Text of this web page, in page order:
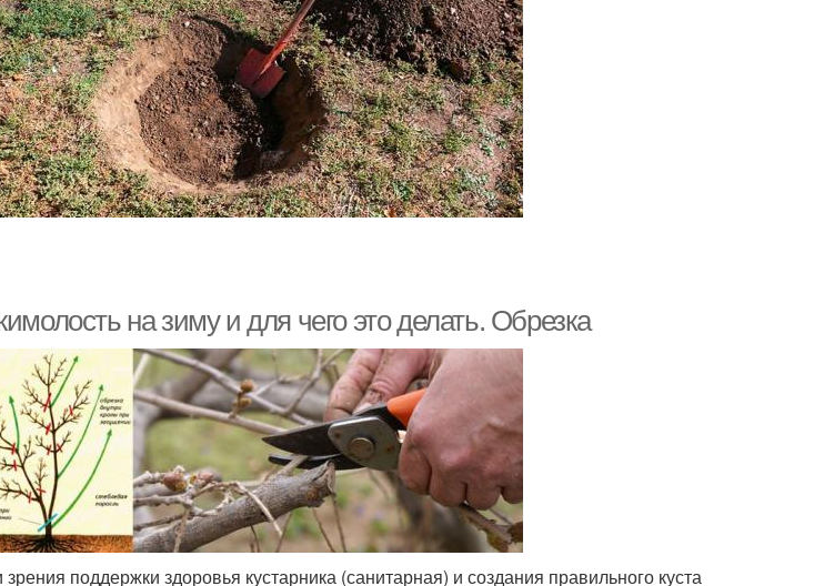
на зиму и для чего это делать. Обрезка
поддержки здоровья кустарника (санитарная) и создания правильного куста